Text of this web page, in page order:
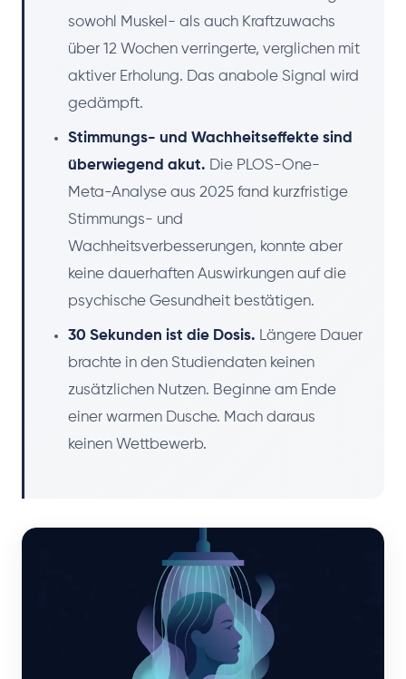
sowohl Muskel- als auch Kraftzuwachs
über 12 Wochen verringerte, verglichen mit
aktiver Erholung. Das anabole Signal wird
gedämpft.
Stimmungs- und Wachheitseffekte sind
überwiegend akut. Die PLOS-One-
Meta-Analyse aus 2025 fand kurzfristige
Stimmungs- und
Wachheitsverbesserungen, konnte aber
keine dauerhaften Auswirkungen auf die
psychische Gesundheit bestätigen.
30 Sekunden ist die Dosis. Längere Dauer
brachte in den Studiendaten keinen
zusätzlichen Nutzen. Beginne am Ende
einer warmen Dusche. Mach daraus
keinen Wettbewerb.